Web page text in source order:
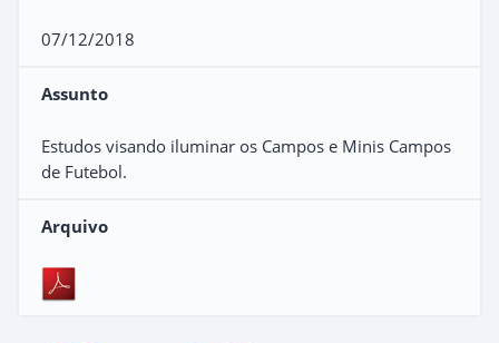
07/12/2018
Assunto
Estudos visando iluminar os Campos e Minis Campos
de Futebol.
Arquivo